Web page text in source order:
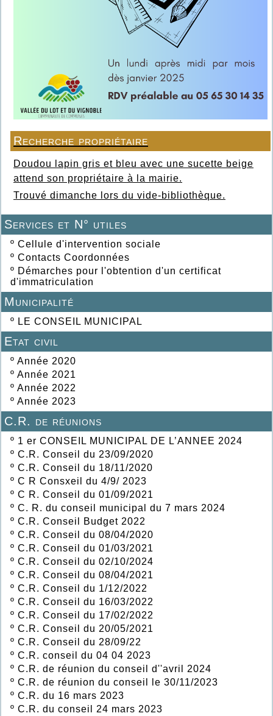
Services et N° utiles
º Cellule d'intervention sociale
º Contacts Coordonnées
º Démarches pour l'obtention d'un certificat
d'immatriculation
Municipalité
º LE CONSEIL MUNICIPAL
Etat civil
º Année 2020
º Année 2021
º Année 2022
º Année 2023
C.R. de réunions
º 1 er CONSEIL MUNICIPAL DE L’ANNEE 2024
º C.R. Conseil du 23/09/2020
º C.R. Conseil du 18/11/2020
º C R Consxeil du 4/9/ 2023
º C R. Conseil du 01/09/2021
º C. R. du conseil municipal du 7 mars 2024
º C.R. Conseil Budget 2022
º C.R. Conseil du 08/04/2020
º C.R. Conseil du 01/03/2021
º C.R. Conseil du 02/10/2024
º C.R. Conseil du 08/04/2021
º C.R. Conseil du 1/12/2022
º C.R. Conseil du 16/03/2022
º C.R. Conseil du 17/02/2022
º C.R. Conseil du 20/05/2021
º C.R. Conseil du 28/09/22
º C.R. conseil du 04 04 2023
º C.R. de réunion du conseil d''avril 2024
º C.R. de réunion du conseil le 30/11/2023
º C.R. du 16 mars 2023
º C.R. du conseil 24 mars 2023
Recherche propriétaire
Doudou lapin gris et bleu avec une sucette beige
attend son propriétaire à la mairie.
Trouvé dimanche lors du vide-bibliothèque.